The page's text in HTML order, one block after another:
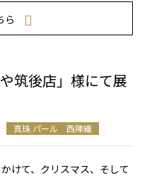
ら
筑後店」様にて展
真珠 パール 西陣織
けて、クリスマス、そして